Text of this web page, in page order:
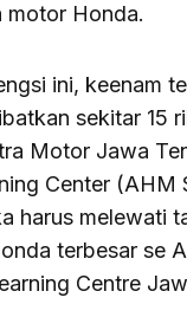
motor Honda.
ini, keenam
sekitar 15
Motor Jawa
Center (AHM
harus melewati
terbesar se
Centre